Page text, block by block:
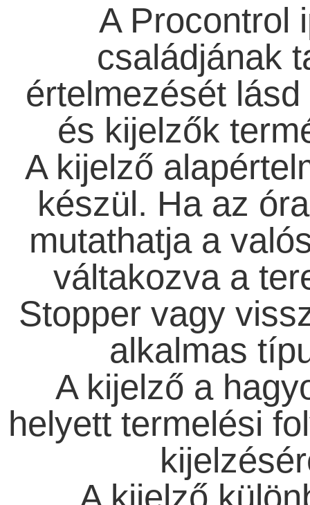
A Procontrol
családjának
értelmezését
és kijelzők
A kijelző
készül. Ha az
mutathatja a
váltakozva a
Stopper vagy
alkalmas
A kijelző a
helyett termelési
A kijelző